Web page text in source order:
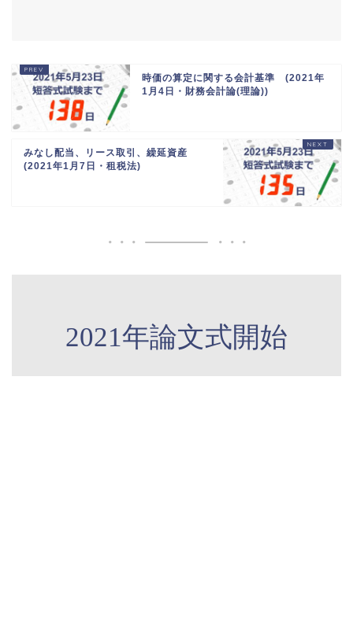
時価の算定に関する会計基準 (2021年
1月4日・財務会計論(理論))
みなし配当、リース取引、繰延資産
(2021年1月7日・租税法)